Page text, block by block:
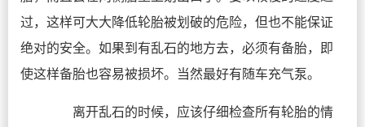
过，这样可大大降低轮胎被划破的危险，但也不能保证
绝对的安全。如果到有乱石的地方去，必须有备胎，即
使这样备胎也容易被损坏。当然最好有随车充气泵。
离开乱石的时候，应该仔细检查所有轮胎的情